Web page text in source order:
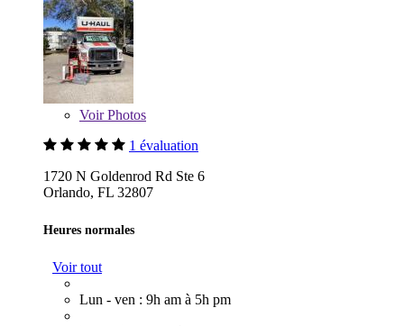
VoirPhotos
1 évaluation
1720 N Goldenrod Rd Ste 6
Orlando, FL 32807
Heures normales
Voir tout
Lun - ven : 9h am à 5h pm